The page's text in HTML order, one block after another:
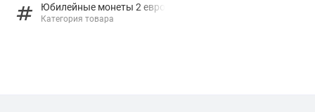
Юбилейные монеты 2 евро
Категория товара